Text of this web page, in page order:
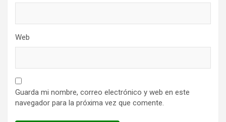
Web
Guarda mi nombre, correo electrónico y web en este
navegador para la próxima vez que comente.